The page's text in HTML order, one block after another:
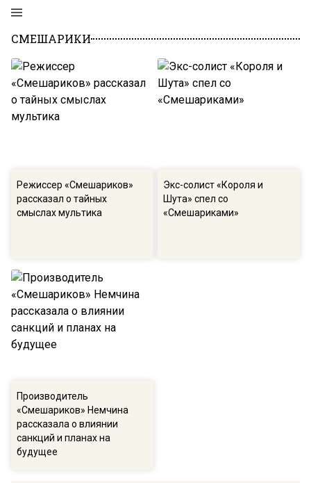
СМЕШАРИКИ
Режиссер «Смешариков»
рассказал о тайных
смыслах мультика
Экс-солист «Короля и
Шута» спел со
«Смешариками»
Производитель
«Смешариков» Немчина
рассказала о влиянии
санкций и планах на
будущее